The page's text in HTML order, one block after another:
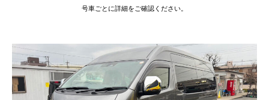
号車ごとに詳細をご確認ください。